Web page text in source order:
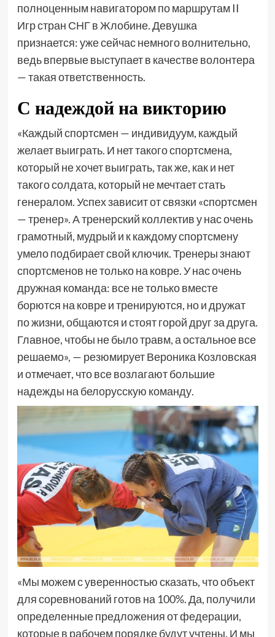
полноценным навигатором по маршрутам II
Игр стран СНГ в Жлобине. Девушка
признается: уже сейчас немного волнительно,
ведь впервые выступает в качестве волонтера
— такая ответственность.
С надеждой на викторию
«Каждый спортсмен — индивидуум, каждый
желает выиграть. И нет такого спортсмена,
который не хочет выиграть, так же, как и нет
такого солдата, который не мечтает стать
генералом. Успех зависит от связки «спортсмен
— тренер». А тренерский коллектив у нас очень
грамотный, мудрый и к каждому спортсмену
умело подбирает свой ключик. Тренеры знают
спортсменов не только на ковре. У нас очень
дружная команда: все не только вместе
борются на ковре и тренируются, но и дружат
по жизни, общаются и стоят горой друг за друга.
Главное, чтобы не было травм, а остальное все
решаемо», — резюмирует Вероника Козловская
и отмечает, что все возлагают большие
надежды на белорусскую команду.
«Мы можем с уверенностью сказать, что объект
для соревнований готов на 100%. Да, получили
определенные предложения от федерации,
которые в рабочем порядке будут учтены. И мы